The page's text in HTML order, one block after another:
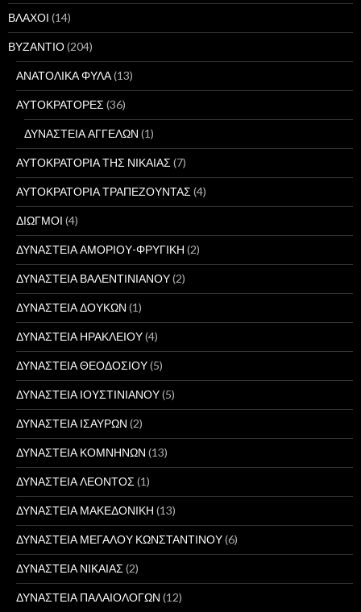
ΒΛΑΧΟΙ (14)
ΒΥΖΑΝΤΙΟ(204)
ΑΝΑΤΟΛΙΚΑ ΦΥΛΑ(13)
ΑΥΤΟΚΡΑΤΟΡΕΣ (36)
ΔΥΝΑΣΤΕΙΑ ΑΓΓΕΛΩΝ (1)
ΑΥΤΟΚΡΑΤΟΡΙΑ ΤΗΣ ΝΙΚΑΙΑΣ (7)
ΑΥΤΟΚΡΑΤΟΡΙΑ ΤΡΑΠΕΖΟΥΝΤΑΣ (4)
ΔΙΩΓΜΟΙ (4)
ΔΥΝΑΣΤΕΙΑ ΑΜΟΡΙΟΥ-ΦΡΥΓΙΚΗ (2)
ΔΥΝΑΣΤΕΙΑ ΒΑΛΕΝΤΙΝΙΑΝΟΥ(2)
ΔΥΝΑΣΤΕΙΑ ΔΟΥΚΩΝ (1)
ΔΥΝΑΣΤΕΙΑ ΗΡΑΚΛΕΙΟΥ(4)
ΔΥΝΑΣΤΕΙΑ ΘΕΟΔΟΣΙΟΥ(5)
ΔΥΝΑΣΤΕΙΑ ΙΟΥΣΤΙΝΙΑΝΟΥ(5)
ΔΥΝΑΣΤΕΙΑ ΙΣΑΥΡΩΝ (2)
ΔΥΝΑΣΤΕΙΑ ΚΟΜΝΗΝΩΝ (13)
ΔΥΝΑΣΤΕΙΑ ΛΕΟΝΤΟΣ (1)
ΔΥΝΑΣΤΕΙΑ ΜΑΚΕΔΟΝΙΚΗ (13)
ΔΥΝΑΣΤΕΙΑ ΜΕΓΑΛΟΥ ΚΩΝΣΤΑΝΤΙΝΟΥ(6)
ΔΥΝΑΣΤΕΙΑ ΝΙΚΑΙΑΣ (2)
ΔΥΝΑΣΤΕΙΑ ΠΑΛΑΙΟΛΟΓΩΝ (12)